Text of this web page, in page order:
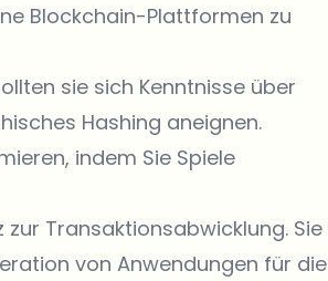
Blockchain-Plattformen zu
sie sich Kenntnisse über
Hashing aneignen.
indem Sie Spiele
Transaktionsabwicklung. Sie
von Anwendungen für die